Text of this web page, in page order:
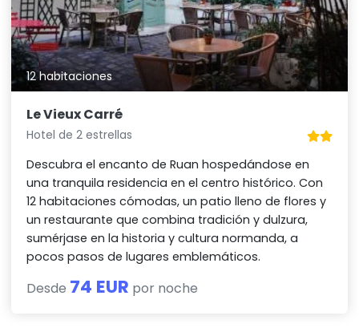
12 habitaciones
Le Vieux Carré
Hotel de 2 estrellas
Descubra el encanto de Ruan hospedándose en
una tranquila residencia en el centro histórico. Con
12 habitaciones cómodas, un patio lleno de flores y
un restaurante que combina tradición y dulzura,
sumérjase en la historia y cultura normanda, a
pocos pasos de lugares emblemáticos.
Desde 74 EUR por noche